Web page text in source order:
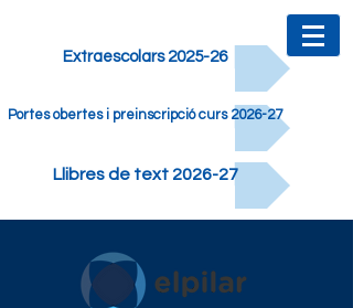
Extraescolars 2025-26
Portes obertes i preinscripció curs 2026-27
Llibres de text 2026-27